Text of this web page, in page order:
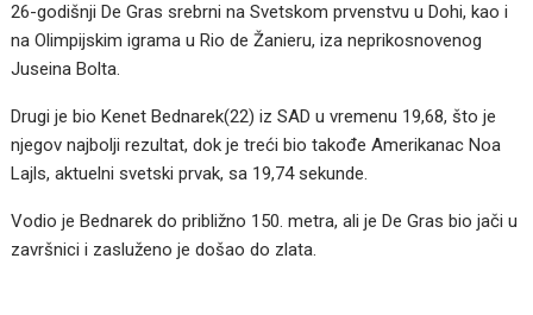
26-godišnji De Gras srebrni na Svetskom prvenstvu u Dohi, kao i
na Olimpijskim igrama u Rio de Žanieru, iza neprikosnovenog
Juseina Bolta.
Drugi je bio Kenet Bednarek(22) iz SAD u vremenu 19,68, što je
njegov najbolji rezultat, dok je treći bio takođe Amerikanac Noa
Lajls, aktuelni svetski prvak, sa 19,74 sekunde.
Vodio je Bednarek do približno 150. metra, ali je De Gras bio jači u
završnici i zasluženo je došao do zlata.